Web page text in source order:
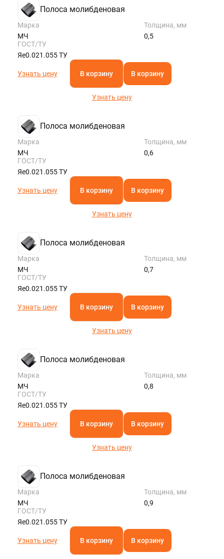
Полоса молибденовая
Марка
МЧ
Толщина, мм
0,5
ГОСТ/ТУ
Яе0.021.055 ТУ
Узнать цену В корзину В корзину
Узнать цену
Полоса молибденовая
Марка
МЧ
Толщина, мм
0,6
ГОСТ/ТУ
Яе0.021.055 ТУ
Узнать цену В корзину В корзину
Узнать цену
Полоса молибденовая
Марка
МЧ
Толщина, мм
0,7
ГОСТ/ТУ
Яе0.021.055 ТУ
Узнать цену В корзину В корзину
Узнать цену
Полоса молибденовая
Марка
МЧ
Толщина, мм
0,8
ГОСТ/ТУ
Яе0.021.055 ТУ
Узнать цену В корзину В корзину
Узнать цену
Полоса молибденовая
Марка
МЧ
Толщина, мм
0,9
ГОСТ/ТУ
Яе0.021.055 ТУ
Узнать цену В корзину В корзину